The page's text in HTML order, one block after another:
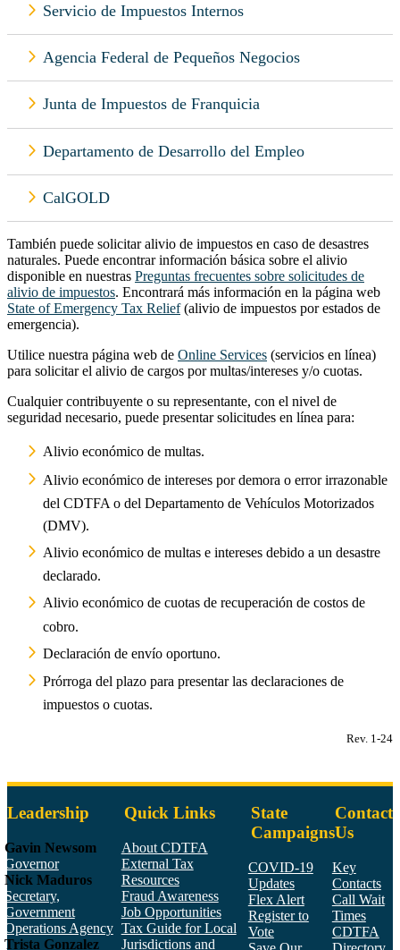
Servicio de Impuestos Internos
Agencia Federal de Pequeños Negocios
Junta de Impuestos de Franquicia
Departamento de Desarrollo del Empleo
CalGOLD
También puede solicitar alivio de impuestos en caso de desastres
naturales. Puede encontrar información básica sobre el alivio
disponible en nuestras Preguntas frecuentes sobre solicitudes de
alivio de impuestos. Encontrará más información en la página web
State of Emergency Tax Relief(alivio de impuestos por estados de
emergencia).
Utilice nuestra página web de Online Services (servicios en línea)
para solicitar el alivio de cargos por multas/intereses y/o cuotas.
Cualquier contribuyente o su representante, con el nivel de
seguridad necesario, puede presentar solicitudes en línea para:
Alivio económico de multas.
Alivio económico de intereses por demora o error irrazonable
del CDTFA o del Departamento de Vehículos Motorizados
(DMV).
Alivio económico de multas e intereses debido a un desastre
declarado.
Alivio económico de cuotas de recuperación de costos de
cobro.
Declaración de envío oportuno.
Prórroga del plazo para presentar las declaraciones de
impuestos o cuotas.
Rev. 1-24
Leadership
Gavin Newsom
Governor
Nick Maduros
Secretary,
Government
Operations Agency
Trista Gonzalez
Quick Links
About CDTFA
External Tax
Resources
Fraud Awareness
Job Opportunities
Tax Guide for Local
Jurisdictions and
State
Campaigns
COVID-19
Updates
Flex Alert
Register to
Vote
Contact
Us
Key
Contacts
Call Wait
Times
CDTFA